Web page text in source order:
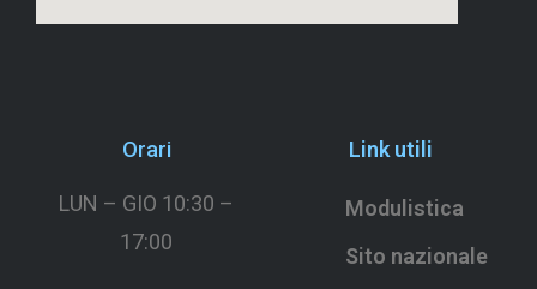
Orari
LUN – GIO 10:30 –
17:00
Link utili
Modulistica
Sito nazionale